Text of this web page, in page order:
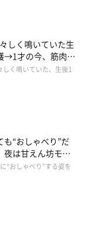
しく鳴いていた生
→1才の今、筋肉質
しく鳴いていた、生後1
“おしゃべり”だ
は甘えん坊モー
“おしゃべり”する姿を